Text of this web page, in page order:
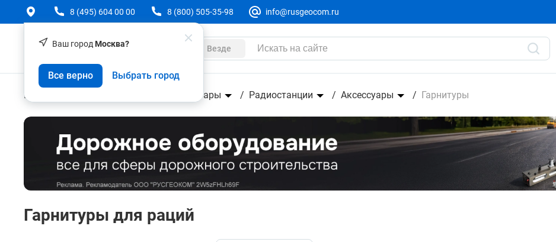
Ваш город Москва?
Все верно Выбрать город
8 (495) 604 00 00 8 (800) 505-35-98 info@rusgeocom.ru
Везде
Геодезическое оборудование Аксессуары Радиостанции Аксессуары Гарнитуры
Гарнитуры для раций